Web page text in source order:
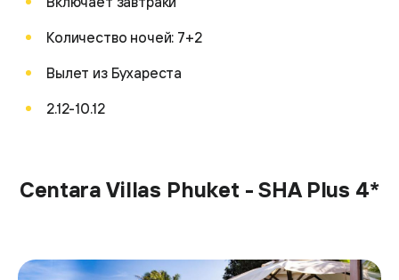
Количество ночей: 7+2
Вылет из Бухареста
2.12-10.12
Centara Villas Phuket - SHA Plus 4*